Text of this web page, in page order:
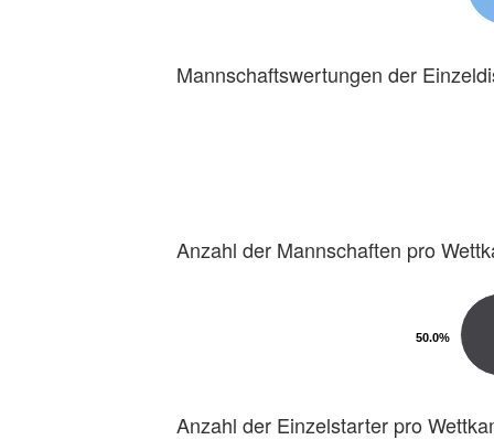
Mannschaftswertungen der
Anzahl der Mannschaften pro
50.0%
50.0%
Anzahl der Einzelstarter pro